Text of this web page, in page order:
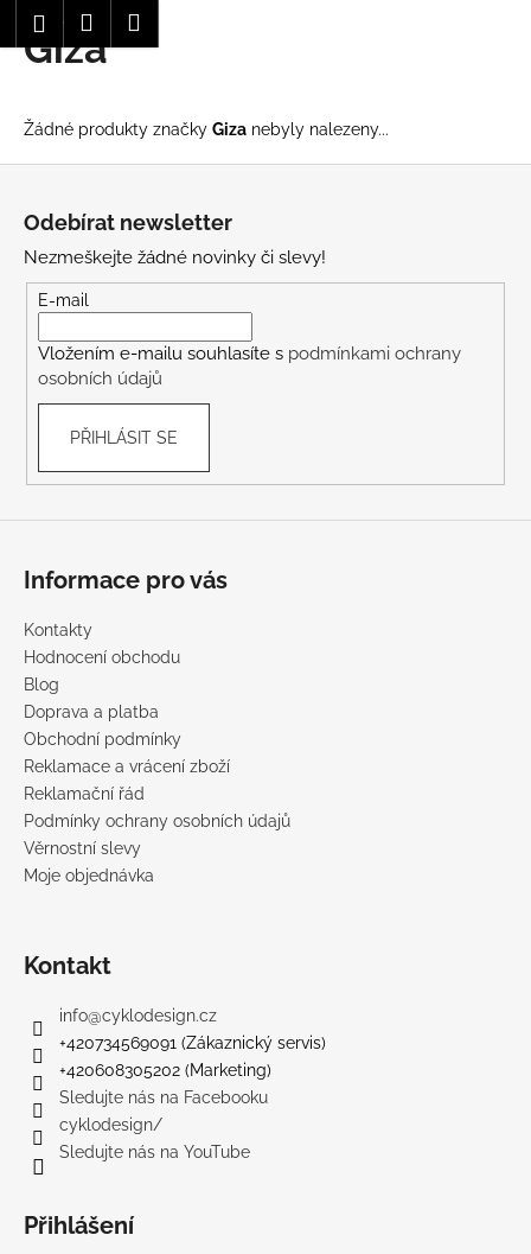
Přejít
PřihlášeníNákupní
košík
Giza
Žádné produkty značky Giza nebyly nalezeny...
o
Zpět
Zpět
C
o
o
t
ř
e
b
u
n
a
j
í
t
?
p
u
č
u
e
m
Odebírat newsletter
Nezmeškejte žádné novinky či slevy!
E-mail
Vložením e-mailu souhlasíte s podmínkami ochrany
osobních údajů
PŘIHLÁSIT SE
Informace pro vás
Kontakty
Hodnocení obchodu
Blog
Doprava a platba
Obchodní podmínky
Reklamace a vrácení zboží
Reklamační řád
Podmínky ochrany osobních údajů
Věrnostní slevy
Moje objednávka
Kontakt
info@cyklodesign.cz
+420734569091 (Zákaznický servis)
+420608305202 (Marketing)
Sledujte nás na Facebooku
cyklodesign/
Sledujte nás na YouTube
Přihlášení